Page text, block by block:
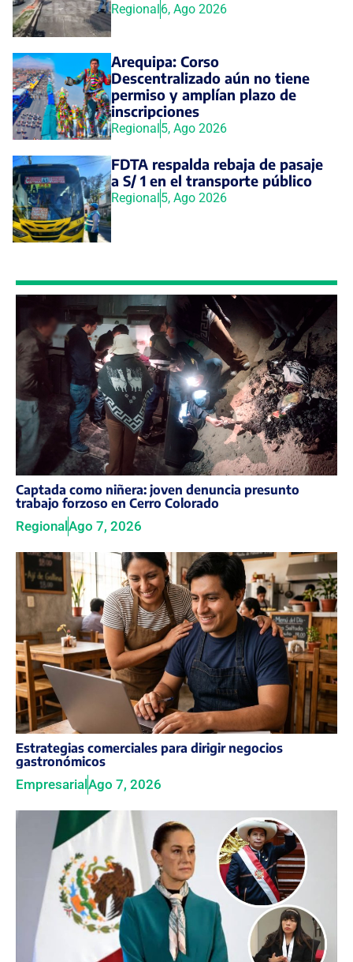
Regional6, Ago 2026
Arequipa: Corso
Descentralizado aún no tiene
permiso y amplían plazo de
inscripciones
Regional5, Ago 2026
FDTA respalda rebaja de pasaje
a S/ 1 en el transporte público
Regional5, Ago 2026
Captada como niñera: joven denuncia presunto
trabajo forzoso en Cerro Colorado
Regional Ago 7, 2026
Estrategias comerciales para dirigir negocios
gastronómicos
EmpresarialAgo 7, 2026